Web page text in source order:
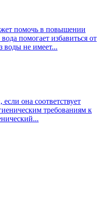
помочь в повышении
помогает избавиться от
воды не имеет...
она соответствует
требованиям к